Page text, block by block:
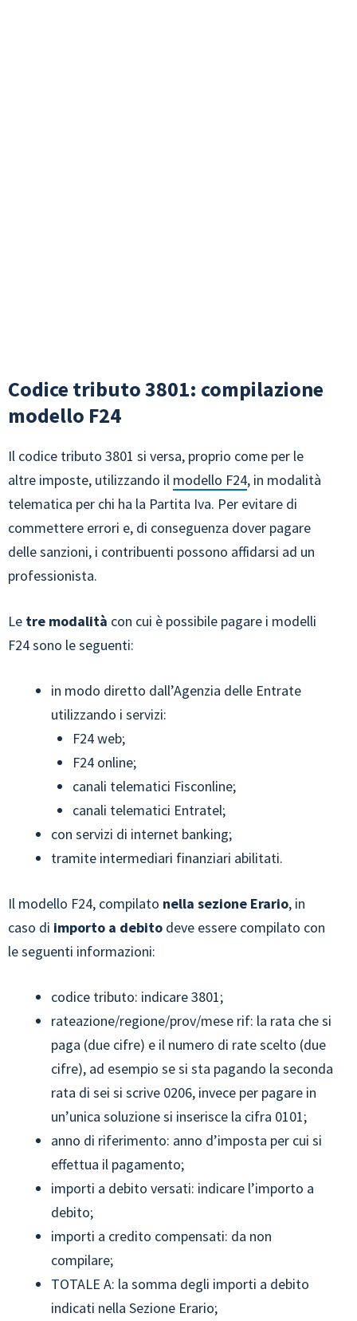
Codice tributo 3801: compilazione
modello F24
Il codice tributo 3801 si versa, proprio come per le
altre imposte, utilizzando il modello F24, in modalità
telematica per chi ha la Partita Iva. Per evitare di
commettere errori e, di conseguenza dover pagare
delle sanzioni, i contribuenti possono affidarsi ad un
professionista.
Le tre modalità con cui è possibile pagare i modelli
F24 sono le seguenti:
in modo diretto dall’Agenzia delle Entrate
utilizzando i servizi:
F24 web;
F24 online;
canali telematici Fisconline;
canali telematici Entratel;
con servizi di internet banking;
tramite intermediari finanziari abilitati.
Il modello F24, compilato nella sezione Erario, in
caso di importo a debito deve essere compilato con
le seguenti informazioni:
codice tributo: indicare 3801;
rateazione/regione/prov/mese rif: la rata che si
paga (due cifre) e il numero di rate scelto (due
cifre), ad esempio se si sta pagando la seconda
rata di sei si scrive 0206, invece per pagare in
un’unica soluzione si inserisce la cifra 0101;
anno di riferimento: anno d’imposta per cui si
effettua il pagamento;
importi a debito versati: indicare l’importo a
debito;
importi a credito compensati: da non
compilare;
TOTALE A: la somma degli importi a debito
indicati nella Sezione Erario;